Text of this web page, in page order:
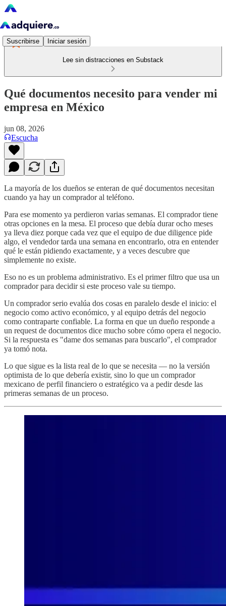
Suscribirse Iniciar sesión
Lee sin distracciones en Substack
Qué documentos necesito para vender mi
empresa en México
jun 08, 2026
Escucha
La mayoría de los dueños se enteran de qué documentos necesitan
cuando ya hay un comprador al teléfono.
Para ese momento ya perdieron varias semanas. El comprador tiene
otras opciones en la mesa. El proceso que debía durar ocho meses
ya lleva diez porque cada vez que el equipo de due diligence pide
algo, el vendedor tarda una semana en encontrarlo, otra en entender
qué le están pidiendo exactamente, y a veces descubre que
simplemente no existe.
Eso no es un problema administrativo. Es el primer filtro que usa un
comprador para decidir si este proceso vale su tiempo.
Un comprador serio evalúa dos cosas en paralelo desde el inicio: el
negocio como activo económico, y al equipo detrás del negocio
como contraparte confiable. La forma en que un dueño responde a
un request de documentos dice mucho sobre cómo opera el negocio.
Si la respuesta es "dame dos semanas para buscarlo", el comprador
ya tomó nota.
Lo que sigue es la lista real de lo que se necesita — no la versión
optimista de lo que debería existir, sino lo que un comprador
mexicano de perfil financiero o estratégico va a pedir desde las
primeras semanas de un proceso.